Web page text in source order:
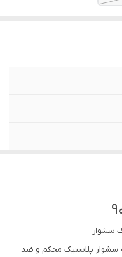
سشوار پلاستیک محکم و ضد